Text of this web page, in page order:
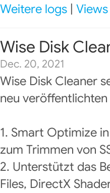
Weitere logs
Wise Disk
Dec. 20, 2021
Wise Disk Cleaner
neu
1. Smart Optimize
zum Trimmen von
2. Unterstützt das
Files, DirectX